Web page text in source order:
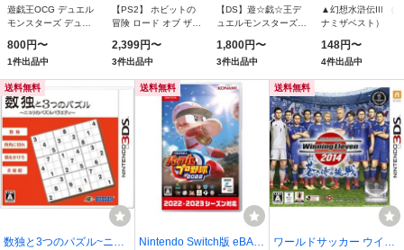
遊戯王OCG デュエル
モンスターズ デュエ
800円〜
1件出品中
【PS2】 ホビットの
冒険 ロード オブ ザ
語
2,399円〜
3件出品中
【DS】遊☆戯☆王デ
ュエルモンスターズ
TROUBADOUR［コ
ナミ・ザ・ベスト］
1,800円〜
3件出品中
▲幻想水滸伝III （コ
ナミザベスト）
148円〜
4件出品中
送料無料
数独と3つのパズル~ニコ
送料無料
Nintendo Switch版 eBAS
送料無料
ワールドサッカー ウイニ